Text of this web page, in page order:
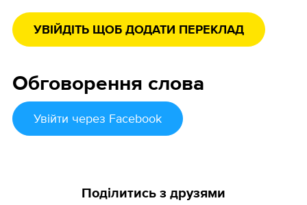
УВІЙДІТЬ ЩОБ ДОДАТИ ПЕРЕКЛАД
Обговорення слова
Увійти через Facebook
Поділитись з друзями